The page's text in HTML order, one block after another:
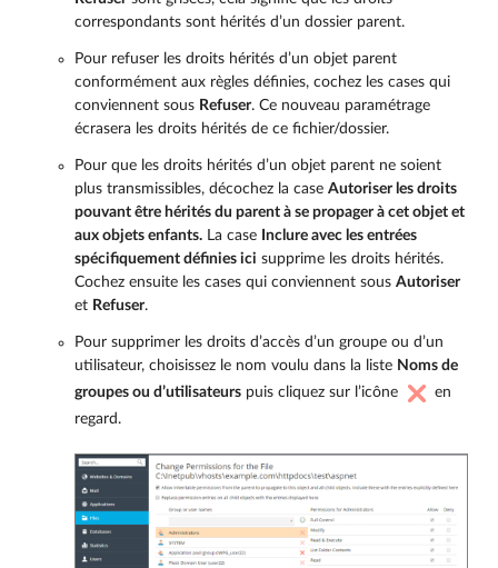
correspondants sont hérités d’un dossier parent.
Pour refuser les droits hérités d’un objet parent
conformément aux règles définies, cochez les cases qui
conviennent sous Refuser. Ce nouveau paramétrage
écrasera les droits hérités de ce fichier/dossier.
Pour que les droits hérités d’un objet parent ne soient
plus transmissibles, décochez la case Autoriser les droits
pouvant être hérités du parent à se propager à cet objet et
aux objets enfants. La case Inclure avec les entrées
spécifiquement définies ici supprime les droits hérités.
Cochez ensuite les cases qui conviennent sous Autoriser
et Refuser.
Pour supprimer les droits d’accès d’un groupe ou d’un
utilisateur, choisissez le nom voulu dans la liste Noms de
groupes ou d’utilisateurs puis cliquez sur l’icône
en
regard.